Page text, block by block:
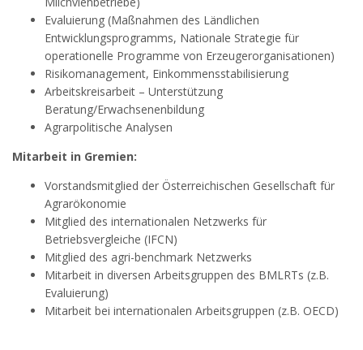
Evaluierung (Maßnahmen des Ländlichen
Entwicklungsprogramms, Nationale Strategie für
operationelle Programme von Erzeugerorganisationen)
Risikomanagement, Einkommensstabilisierung
Arbeitskreisarbeit – Unterstützung
Beratung/Erwachsenenbildung
Agrarpolitische Analysen
Mitarbeit in Gremien:
Vorstandsmitglied der Österreichischen Gesellschaft für
Agrarökonomie
Mitglied des internationalen Netzwerks für
Betriebsvergleiche (IFCN)
Mitglied des agri-benchmark Netzwerks
Mitarbeit in diversen Arbeitsgruppen des BMLRTs (z.B.
Evaluierung)
Mitarbeit bei internationalen Arbeitsgruppen (z.B. OECD)